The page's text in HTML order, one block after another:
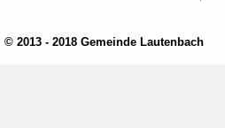
© 2013 - 2018 Gemeinde Lautenbach